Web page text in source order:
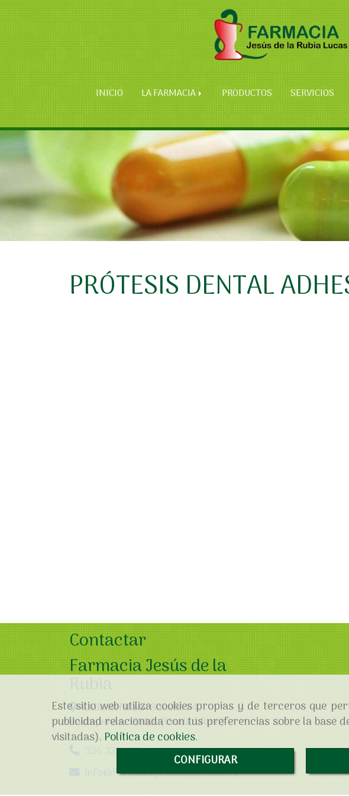
Este sitio web utiliza cookies propias y de terceros que
publicidad relacionada con tus preferencias sobre la base
visitadas). Política de cookies.
CONFIGURAR
INICIO LA FARMACIA PRODUCTOS SERVICIOS
PRÓTESIS DENTAL
Contactar
Farmacia Jesús de la
Calle del Buen Suceso 54,
Valdepeñas,13300,(Ciudad Real)
926 323 838
farmaciajesusdelarubia.es